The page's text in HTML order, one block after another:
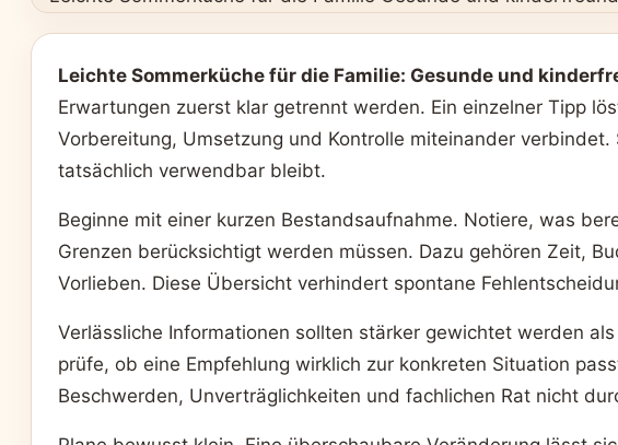
Leichte Sommerküche für die Familie: Gesunde und
Erwartungen zuerst klar getrennt werden. Ein einzelner Tipp
Vorbereitung, Umsetzung und Kontrolle miteinander
tatsächlich verwendbar bleibt.
Beginne mit einer kurzen Bestandsaufnahme. Notiere, was
Grenzen berücksichtigt werden müssen. Dazu gehören Zeit,
Vorlieben. Diese Übersicht verhindert spontane
Verlässliche Informationen sollten stärker gewichtet werden
prüfe, ob eine Empfehlung wirklich zur konkreten Situation
Beschwerden, Unverträglichkeiten und fachlichen Rat nicht